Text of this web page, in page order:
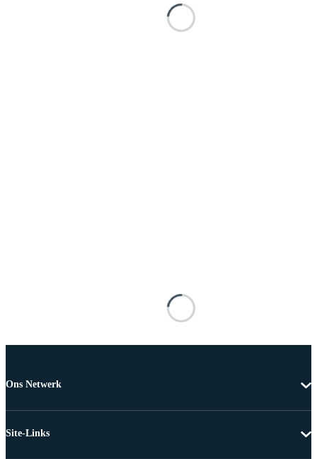
Ons Netwerk
Site-Links